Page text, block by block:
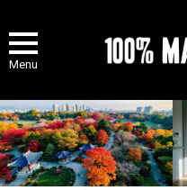
Menu
MOST
VIEWED
STORIES